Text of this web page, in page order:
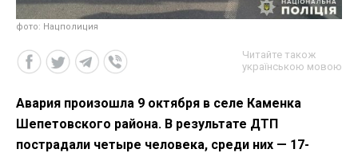
фото: Нацполиция
Читайте також
українською мовою
Авария произошла 9 октября в селе Каменка
Шепетовского района. В результате ДТП
пострадали четыре человека, среди них — 17-